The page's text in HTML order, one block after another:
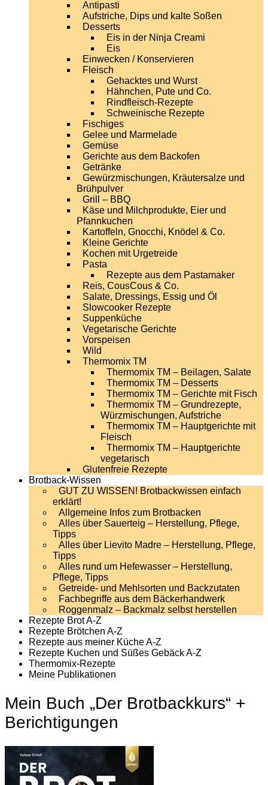
Antipasti
Aufstriche, Dips und kalte Soßen
Desserts
Eis in der Ninja Creami
Eis
Einwecken / Konservieren
Fleisch
Gehacktes und Wurst
Hähnchen, Pute und Co.
Rindfleisch-Rezepte
Schweinische Rezepte
Fischiges
Gelee und Marmelade
Gemüse
Gerichte aus dem Backofen
Getränke
Gewürzmischungen, Kräutersalze und
Brühpulver
Grill – BBQ
Käse und Milchprodukte, Eier und
Pfannkuchen
Kartoffeln, Gnocchi, Knödel & Co.
Kleine Gerichte
Kochen mit Urgetreide
Pasta
Rezepte aus dem Pastamaker
Reis, CousCous & Co.
Salate, Dressings, Essig und Öl
Slowcooker Rezepte
Suppenküche
Vegetarische Gerichte
Vorspeisen
Wild
Thermomix TM
Thermomix TM – Beilagen, Salate
Thermomix TM – Desserts
Thermomix TM – Gerichte mit Fisch
Thermomix TM – Grundrezepte,
Würzmischungen, Aufstriche
Thermomix TM – Hauptgerichte mit
Fleisch
Thermomix TM – Hauptgerichte
vegetarisch
Glutenfreie Rezepte
Brotback-Wissen
GUT ZU WISSEN! Brotbackwissen einfach
erklärt!
Allgemeine Infos zum Brotbacken
Alles über Sauerteig – Herstellung, Pflege,
Tipps
Alles über Lievito Madre – Herstellung, Pflege,
Tipps
Alles rund um Hefewasser – Herstellung,
Pflege, Tipps
Getreide- und Mehlsorten und Backzutaten
Fachbegriffe aus dem Bäckerhandwerk
Roggenmalz – Backmalz selbst herstellen
Rezepte Brot A-Z
Rezepte Brötchen A-Z
Rezepte aus meiner Küche A-Z
Rezepte Kuchen und Süßes Gebäck A-Z
Thermomix-Rezepte
Meine Publikationen
Mein Buch „Der Brotbackkurs“ +
Berichtigungen